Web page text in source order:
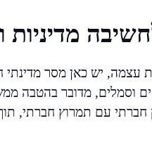
מדיניות
עצמה, יש כאן מסר מדינתי
וסמלים, מדובר בהטבה
עם תמרוץ חברתי, תוך